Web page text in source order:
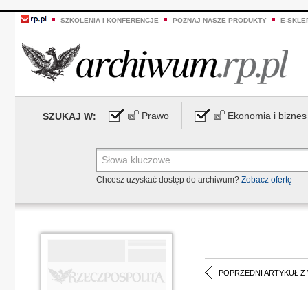
SZKOLENIA I KONFERENCJE POZNAJ NASZE PRODUKTY E-
SZUKAJ W: Prawo Ekonomia i biznes
Chcesz uzyskać dostęp do archiwum? Zobacz ofertę
POPRZEDNI ARTYKUŁ Z